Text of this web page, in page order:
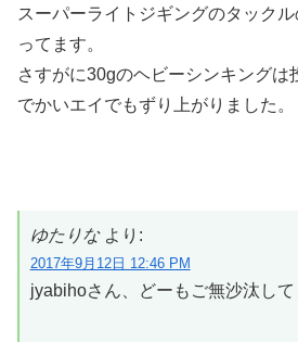
スーパーライトジギングのタック
ってます。
さすがに30gのヘビーシンキングは
でかいエイでもずり上がりました。
ゆたりな より:
2017年9月12日 12:46 PM
jyabihoさん、どーもご無沙汰して